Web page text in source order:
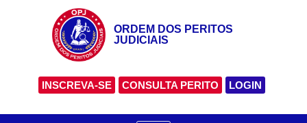
ORDEM DOS PERITOS
JUDICIAIS
INSCREVA-SE CONSULTA PERITO LOGIN